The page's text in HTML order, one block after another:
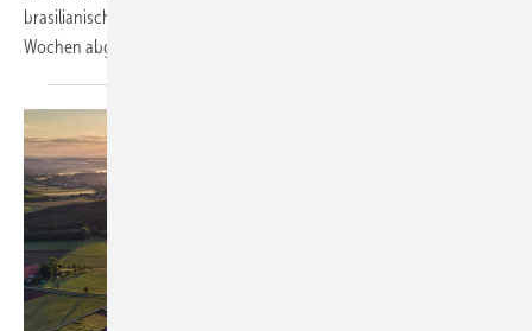
brasilianischen Markt. Die Übernahme wird in den kommenden
Wochen abgeschlossen.